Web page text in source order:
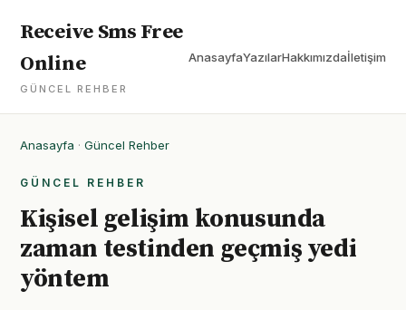
Receive Sms Free
Online
GÜNCEL REHBER
AnasayfaYazılarHakkımızdaİletişim
Anasayfa · Güncel Rehber
GÜNCEL REHBER
Kişisel gelişim konusunda
zaman testinden geçmiş yedi
yöntem